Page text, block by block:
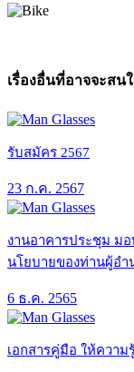
เรื่องอื่นที่อาจจะสน
รับสมัคร 2567
23 ก.ค. 2567
งานอาคารประชุม ม
นโยบายของท่านผู้อำ
6 ธ.ค. 2565
เอกสารคู่มือ ให้ความ